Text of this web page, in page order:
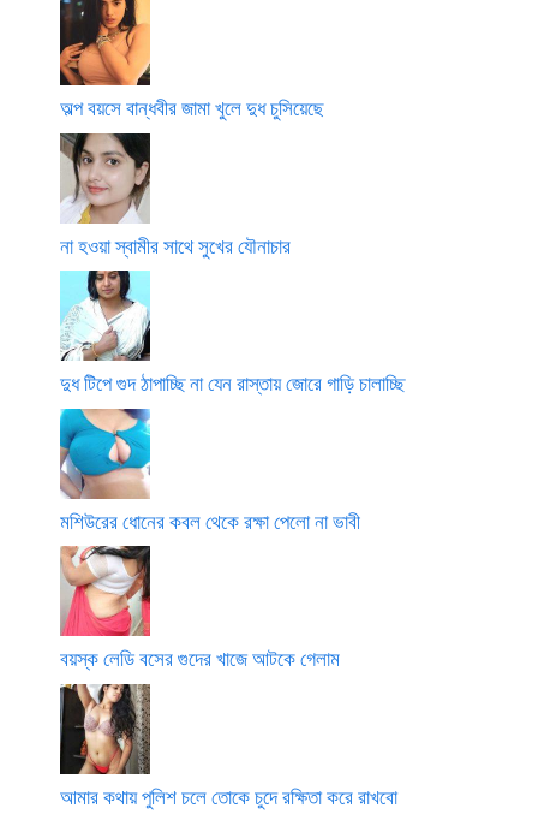
অল্প বয়সে বান্ধবীর জামা খুলে দুধ চুসিয়েছে
না হওয়া স্বামীর সাথে সুখের যৌনাচার
দুধ টিপে গুদ ঠাপাচ্ছি না যেন রাস্তায় জোরে গাড়ি চালাচ্ছি
মশিউরের ধোনের কবল থেকে রক্ষা পেলো না ভাবী
বয়স্ক লেডি বসের গুদের খাজে আটকে গেলাম
আমার কথায় পুলিশ চলে তোকে চুদে রক্ষিতা করে রাখবো